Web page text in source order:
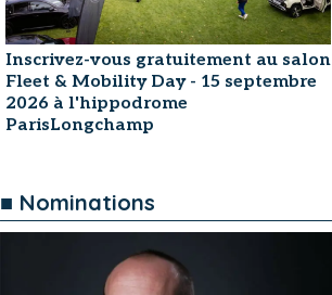
Inscrivez-vous gratuitement au salon
Fleet & Mobility Day - 15 septembre
2026 à l'hippodrome
ParisLongchamp
■ Nominations